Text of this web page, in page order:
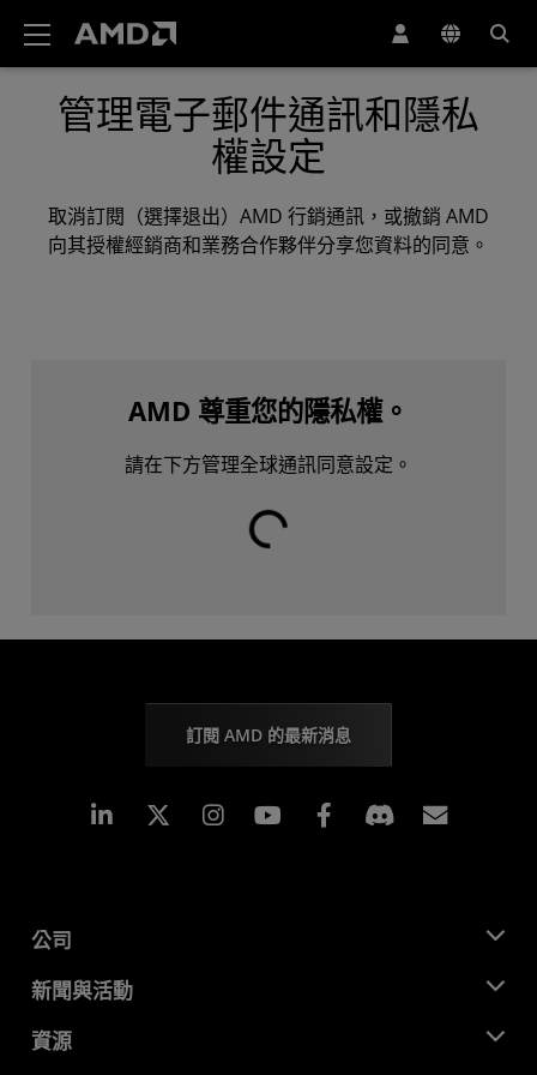
管理電子郵件通訊和隱私
權設定
取消訂閱（選擇退出）AMD 行銷通訊，或撤銷 AMD
向其授權經銷商和業務合作夥伴分享您資料的同意。
AMD 尊重您的隱私權。
請在下方管理全球通訊同意設定。
載入中...
訂閱 AMD 的最新消息
Linkedin Instagram Facebook
公司
關於 AMD
企業責任
新聞與活動
新聞室
資源